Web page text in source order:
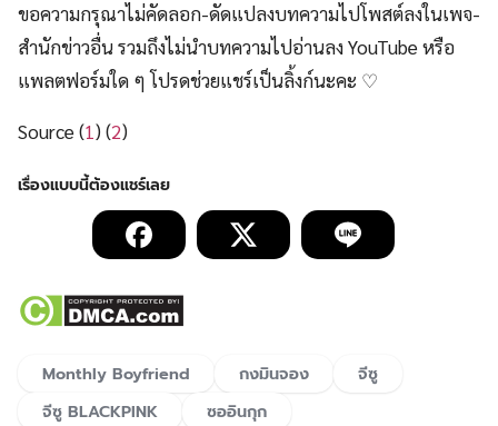
ขอความกรุณาไม่คัดลอก-ดัดแปลงบทความไปโพสต์ลงในเพจ-
สำนักข่าวอื่น รวมถึงไม่นำบทความไปอ่านลง YouTube หรือ
แพลตฟอร์มใด ๆ โปรดช่วยแชร์เป็นลิ้งก์นะคะ ♡
Source (1) (2)
Monthly Boyfriend กงมินจอง
จีซู
จีซู BLACKPINK
ซออินกุก